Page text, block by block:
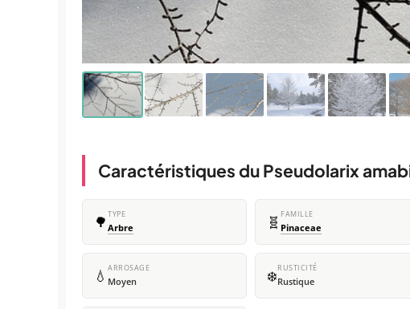
Caractéristiques du Pseudolarix
🌳 TYPE
Arbre 🧬 FAMILLE
Pinaceae
💧 ARROSAGE
Moyen ❄️RUSTICITÉ
Rustique